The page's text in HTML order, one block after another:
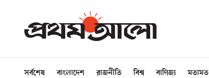
সর্বশেষ বাংলাদেশ রাজনীতি বিশ্ব বাণিজ্য মতামত